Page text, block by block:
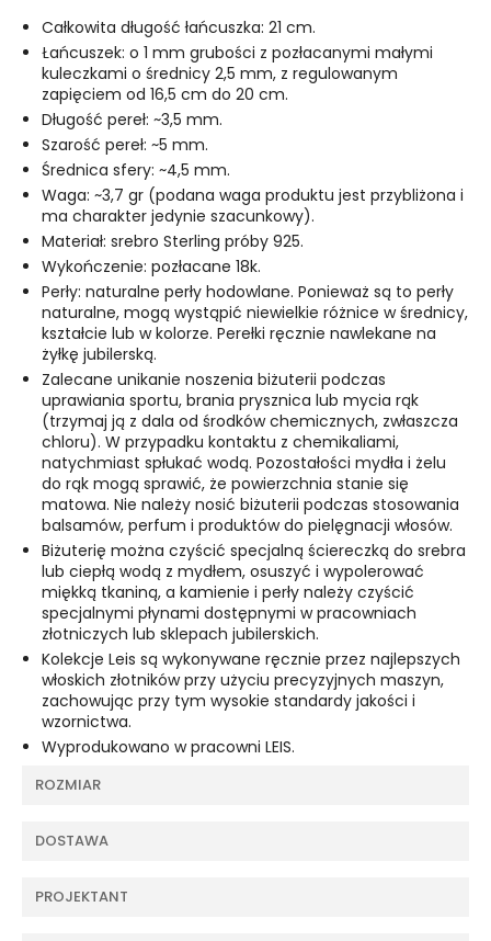
Całkowita długość łańcuszka: 21 cm.
Łańcuszek: o 1 mm grubości z pozłacanymi małymi
kuleczkami o średnicy 2,5 mm, z regulowanym
zapięciem od 16,5 cm do 20 cm.
Długość pereł: ~3,5 mm.
Szarość pereł: ~5 mm.
Średnica sfery: ~4,5 mm.
Waga: ~3,7 gr (podana waga produktu jest przybliżona i
ma charakter jedynie szacunkowy).
Materiał: srebro Sterling próby 925.
Wykończenie: pozłacane 18k.
Perły: naturalne perły hodowlane. Ponieważ są to perły
naturalne, mogą wystąpić niewielkie różnice w średnicy,
kształcie lub w kolorze. Perełki ręcznie nawlekane na
żyłkę jubilerską.
Zalecane unikanie noszenia biżuterii podczas
uprawiania sportu, brania prysznica lub mycia rąk
(trzymaj ją z dala od środków chemicznych, zwłaszcza
chloru). W przypadku kontaktu z chemikaliami,
natychmiast spłukać wodą. Pozostałości mydła i żelu
do rąk mogą sprawić, że powierzchnia stanie się
matowa. Nie należy nosić biżuterii podczas stosowania
balsamów, perfum i produktów do pielęgnacji włosów.
Biżuterię można czyścić specjalną ściereczką do srebra
lub ciepłą wodą z mydłem, osuszyć i wypolerować
miękką tkaniną, a kamienie i perły należy czyścić
specjalnymi płynami dostępnymi w pracowniach
złotniczych lub sklepach jubilerskich.
Kolekcje Leis są wykonywane ręcznie przez najlepszych
włoskich złotników przy użyciu precyzyjnych maszyn,
zachowując przy tym wysokie standardy jakości i
wzornictwa.
Wyprodukowano w pracowni LEIS.
ROZMIAR
DOSTAWA
PROJEKTANT